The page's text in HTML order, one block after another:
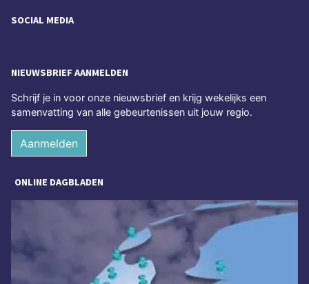
SOCIAL MEDIA
NIEUWSBRIEF AANMELDEN
Schrijf je in voor onze nieuwsbrief en krijg wekelijks een
samenvatting van alle gebeurtenissen uit jouw regio.
Aanmelden
ONLINE DAGBLADEN